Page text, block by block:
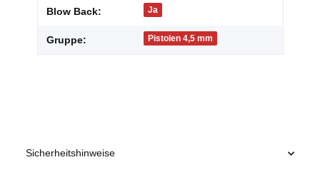
Blow Back: Ja
Gruppe: Pistolen 4,5 mm
Sicherheitshinweise